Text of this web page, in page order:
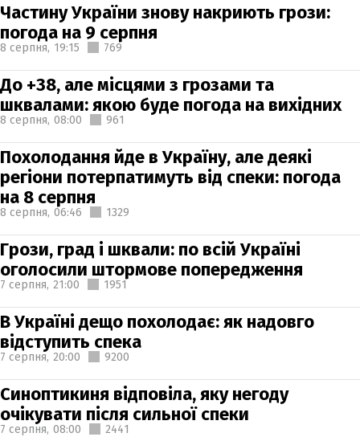
Частину України знову накриють грози:
погода на 9 серпня
8 серпня, 19:15 769
До +38, але місцями з грозами та
шквалами: якою буде погода на вихідних
8 серпня, 08:00 961
Похолодання йде в Україну, але деякі
регіони потерпатимуть від спеки: погода
на 8 серпня
8 серпня, 06:46 1329
Грози, град і шквали: по всій Україні
оголосили штормове попередження
7 серпня, 21:00 1951
В Україні дещо похолодає: як надовго
відступить спека
7 серпня, 20:00 9200
Синоптикиня відповіла, яку негоду
очікувати після сильної спеки
7 серпня, 08:00 2441